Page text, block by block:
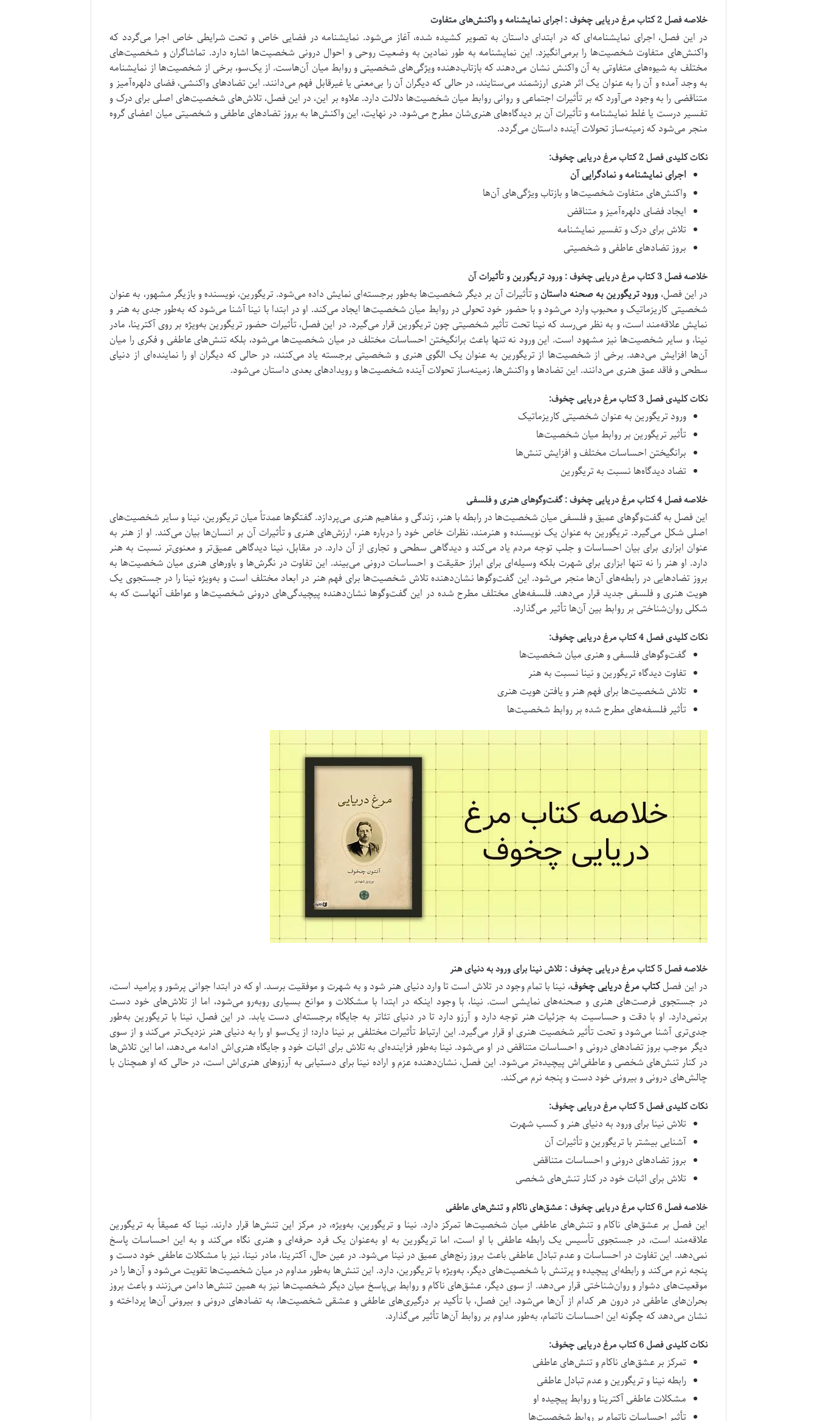
خلاصه فصل 2 کتاب مرغ دریایی چخوف : اجرای نمایشنامه و واکنش‌های متفاوت
در این فصل، اجرای نمایشنامه‌ای که در ابتدای داستان به تصویر کشیده شده، آغاز می‌شود. نمایشنامه در فضایی خاص و تحت شرایطی خاص اجرا می‌گردد که
واکنش‌های متفاوت شخصیت‌ها را برمی‌انگیزد. این نمایشنامه به طور نمادین به وضعیت روحی و احوال درونی شخصیت‌ها اشاره دارد. تماشاگران و شخصیت‌های
مختلف به شیوه‌های متفاوتی به آن واکنش نشان می‌دهند که بازتاب‌دهنده ویژگی‌های شخصیتی و روابط میان آن‌هاست. از یک‌سو، برخی از شخصیت‌ها از نمایشنامه
به وجد آمده و آن را به عنوان یک اثر هنری ارزشمند می‌ستایند، در حالی که دیگران آن را بی‌معنی یا غیرقابل فهم می‌دانند. این تضادهای واکنشی، فضای دلهره‌آمیز و
متناقضی را به وجود می‌آورد که بر تأثیرات اجتماعی و روانی روابط میان شخصیت‌ها دلالت دارد.علاوه بر این، در این فصل، تلاش‌های شخصیت‌های اصلی برای درک و
تفسیر درست یا غلط نمایشنامه و تأثیرات آن بر دیدگاه‌های هنری‌شان مطرح می‌شود. در نهایت، این واکنش‌ها به بروز تضادهای عاطفی و شخصیتی میان اعضای گروه
منجر می‌شود که زمینه‌ساز تحولات آینده داستان می‌گردد.
نکات کلیدی فصل 2 کتاب مرغ دریایی چخوف:
اجرای نمایشنامه و نمادگرایی آن
واکنش‌های متفاوت شخصیت‌ها و بازتاب ویژگی‌های آن‌ها
ایجاد فضای دلهره‌آمیز و متناقض
تلاش برای درک و تفسیر نمایشنامه
بروز تضادهای عاطفی و شخصیتی
خلاصه فصل 3 کتاب مرغ دریایی چخوف : ورود تریگورین و تأثیرات آن
در این فصل، ورود تریگورین به صحنه داستانو تأثیرات آن بر دیگر شخصیت‌ها به‌طور برجسته‌ای نمایش داده می‌شود.تریگورین، نویسنده و بازیگر مشهور، به عنوان
شخصیتی کاریزماتیک و محبوب وارد می‌شود و با حضور خود تحولی در روابط میان شخصیت‌ها ایجاد می‌کند. او در ابتدا با نینا آشنا می‌شود که به‌طور جدی به هنر و
نمایش علاقه‌مند است، و به نظر می‌رسد که نینا تحت تأثیر شخصیتی چون تریگورین قرار می‌گیرد. در این فصل، تأثیرات حضور تریگورین به‌ویژه بر روی آکترینا، مادر
نینا، و سایر شخصیت‌ها نیز مشهود است. این ورود نه تنها باعث برانگیختن احساسات مختلف در میان شخصیت‌ها می‌شود، بلکه تنش‌های عاطفی و فکری را میان
آن‌ها افزایش می‌دهد. برخی از شخصیت‌ها از تریگورین به عنوان یک الگوی هنری و شخصیتی برجسته یاد می‌کنند، در حالی که دیگران او را نماینده‌ای از دنیای
سطحی و فاقد عمق هنری می‌دانند. این تضادها و واکنش‌ها، زمینه‌ساز تحولات آینده شخصیت‌ها و رویدادهای بعدی داستان می‌شود.
نکات کلیدی فصل 3 کتاب مرغ دریایی چخوف:
ورود تریگورین به عنوان شخصیتی کاریزماتیک
تأثیر تریگورین بر روابط میان شخصیت‌ها
برانگیختن احساسات مختلف و افزایش تنش‌ها
تضاد دیدگاه‌ها نسبت به تریگورین
خلاصه فصل 4 کتاب مرغ دریایی چخوف : گفت‌وگوهای هنری و فلسفی
این فصل به گفت‌وگوهای عمیق و فلسفی میان شخصیت‌ها در رابطه با هنر، زندگی و مفاهیم هنری می‌پردازد. گفتگوها عمدتاً میان تریگورین، نینا و سایر شخصیت‌های
اصلی شکل می‌گیرد. تریگورین به عنوان یک نویسنده و هنرمند، نظرات خاص خود را درباره هنر، ارزش‌های هنری و تأثیرات آن بر انسان‌ها بیان می‌کند. او از هنر به
عنوان ابزاری برای بیان احساسات و جلب توجه مردم یاد می‌کند و دیدگاهی سطحی و تجاری از آن دارد. در مقابل، نینا دیدگاهی عمیق‌تر و معنوی‌تر نسبت به هنر
دارد. او هنر را نه تنها ابزاری برای شهرت بلکه وسیله‌ای برای ابراز حقیقت و احساسات درونی می‌بیند. این تفاوت در نگرش‌ها و باورهای هنری میان شخصیت‌ها به
بروز تضادهایی در رابطه‌های آن‌ها منجر می‌شود. این گفت‌وگوها نشان‌دهنده تلاش شخصیت‌ها برای فهم هنر در ابعاد مختلف است و به‌ویژه نینا را در جستجوی یک
هویت هنری و فلسفی جدید قرار می‌دهد. فلسفه‌های مختلف مطرح شده در این گفت‌وگوها نشان‌دهنده‌ پیچیدگی‌های درونی شخصیت‌ها و عواطف آنهاست که به
شکلی روان‌شناختی بر روابط بین آن‌ها تأثیر می‌گذارد.
نکات کلیدی فصل 4 کتاب مرغ دریایی چخوف:
گفت‌وگوهای فلسفی و هنری میان شخصیت‌ها
تفاوت دیدگاه تریگورین و نینا نسبت به هنر
تلاش شخصیت‌ها برای فهم هنر و یافتن هویت هنری
تأثیر فلسفه‌های مطرح شده بر روابط شخصیت‌ها
خلاصه فصل 5 کتاب مرغ دریایی چخوف : تلاش نینا برای ورود به دنیای هنر
در این فصلکتاب مرغ دریایی چخوف، نینا با تمام وجود در تلاش است تا وارد دنیای هنر شود و به شهرت و موفقیت برسد. او که در ابتدا جوانی پرشور و پرامید است،
در جستجوی فرصت‌های هنری و صحنه‌های نمایشی است. نینا، با وجود اینکه در ابتدا با مشکلات و موانع بسیاری روبه‌رو می‌شود، اما از تلاش‌های خود دست
برنمی‌دارد. او با دقت و حساسیت به جزئیات هنر توجه دارد و آرزو دارد تا در دنیای تئاتر به جایگاه برجسته‌ای دست یابد. در این فصل، نینا با تریگورین به‌طور
جدی‌تری آشنا می‌شود و تحت تأثیر شخصیت هنری او قرار می‌گیرد. این ارتباط تأثیرات مختلفی بر نینا دارد؛ از یک‌سو او را به دنیای هنر نزدیک‌تر می‌کند و از سوی
دیگر موجب بروز تضادهای درونی و احساسات متناقض در او می‌شود. نینا به‌طور فزاینده‌ای به تلاش برای اثبات خود و جایگاه هنری‌اش ادامه می‌دهد، اما این تلاش‌ها
در کنار تنش‌های شخصی و عاطفی‌اش پیچیده‌تر می‌شود. این فصل، نشان‌دهنده عزم و اراده نینا برای دستیابی به آرزوهای هنری‌اش است، در حالی که او همچنان با
چالش‌های درونی و بیرونی خود دست و پنجه نرم می‌کند.
نکات کلیدی فصل 5 کتاب مرغ دریایی چخوف:
تلاش نینا برای ورود به دنیای هنر و کسب شهرت
آشنایی بیشتر با تریگورین و تأثیرات آن
بروز تضادهای درونی و احساسات متناقض
تلاش برای اثبات خود در کنار تنش‌های شخصی
خلاصه فصل 6 کتاب مرغ دریایی چخوف : عشق‌های ناکام و تنش‌های عاطفی
این فصل بر عشق‌های ناکام و تنش‌های عاطفی میان شخصیت‌ها تمرکز دارد. نینا و تریگورین، به‌ویژه، در مرکز این تنش‌ها قرار دارند. نینا که عمیقاً به تریگورین
علاقه‌مند است، در جستجوی تأسیس یک رابطه عاطفی با او است، اما تریگورین به او به‌عنوان یک فرد حرفه‌ای و هنری نگاه می‌کند و به این احساسات پاسخ
نمی‌دهد. این تفاوت در احساسات و عدم تبادل عاطفی باعث بروز رنج‌های عمیق در نینا می‌شود. در عین حال، آکترینا، مادر نینا، نیز با مشکلات عاطفی خود دست و
پنجه نرم می‌کند و رابطه‌ای پیچیده و پرتنش با شخصیت‌های دیگر، به‌ویژه با تریگورین، دارد. این تنش‌ها به‌طور مداوم در میان شخصیت‌ها تقویت می‌شود و آن‌ها را در
موقعیت‌های دشوار و روان‌شناختی قرار می‌دهد. از سوی دیگر، عشق‌های ناکام و روابط بی‌پاسخ میان دیگر شخصیت‌ها نیز به همین تنش‌ها دامن می‌زنند و باعث بروز
بحران‌های عاطفی در درون هر کدام از آن‌ها می‌شود. این فصل، با تأکید بر درگیری‌های عاطفی و عشقی شخصیت‌ها، به تضادهای درونی و بیرونی آن‌ها پرداخته و
نشان می‌دهد که چگونه این احساسات ناتمام، به‌طور مداوم بر روابط آن‌ها تأثیر می‌گذارد.
نکات کلیدی فصل 6 کتاب مرغ دریایی چخوف:
تمرکز بر عشق‌های ناکام و تنش‌های عاطفی
رابطه نینا و تریگورین و عدم تبادل عاطفی
مشکلات عاطفی آکترینا و روابط پیچیده او
تأثیر احساسات ناتمام بر روابط شخصیت‌ها